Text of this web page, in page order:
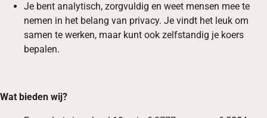
Je bent analytisch, zorgvuldig en weet mensen mee te
nemen in het belang van privacy. Je vindt het leuk om
samen te werken, maar kunt ook zelfstandig je koers
bepalen.
Wat bieden wij?